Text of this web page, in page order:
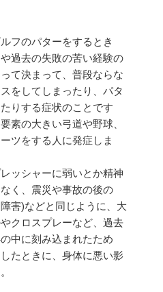
フのパターをするとき
過去の失敗の苦い経験の
て決まって、普段ならな
をしてしまったり、パタ
りする症状のことです
素の大きい弓道や野球、
ツをする人に発症しま
ッシャーに弱いとか精神
く、震災や事故の後の
害)などと同じように、大
クロスプレーなど、過去
中に刻み込まれたため
たときに、身体に悪い影